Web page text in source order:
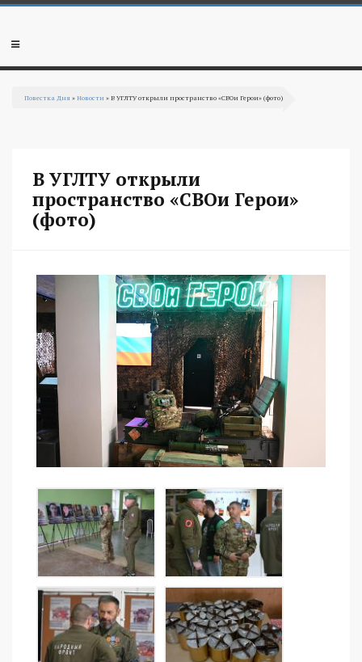
Перейти к основному содержанию
Мобильное
Повестка Дня »Новости » В УГЛТУ открыли пространство «СВОи Герои» (фото)
В УГЛТУ открыли
пространство «СВОи Герои»
(фото)